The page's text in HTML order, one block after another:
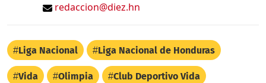
redaccion@diez.hn
Liga Nacional Liga Nacional de Honduras
Vida Olimpia Club Deportivo Vida